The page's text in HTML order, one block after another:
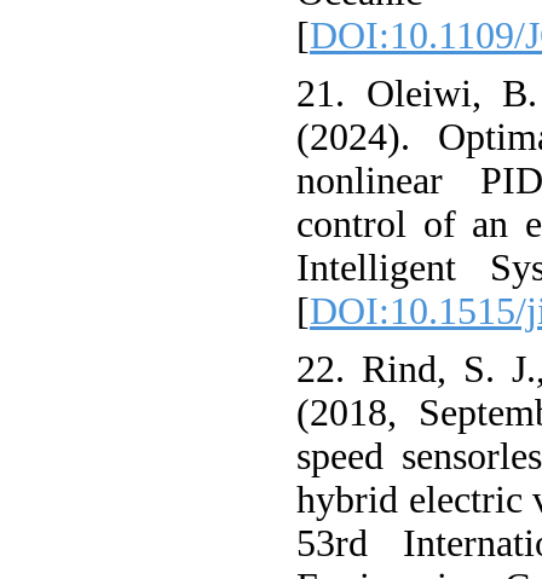
[DOI:10.1109/
21. Oleiwi,
(2024).
nonlinear
control of an
Intelligent
[DOI:10.1515/
22. Rind, S.
(2018,
speed
hybrid electric
53rd